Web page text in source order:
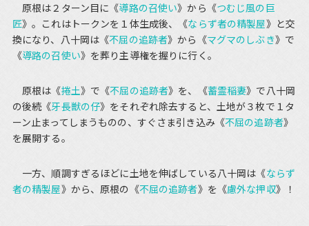
原根は２ターン目に《導路の召使い》から《つむじ風の巨
匠》。これはトークンを１体生成後、《ならず者の精製屋》と交
換になり、八十岡は《不屈の追跡者》から《マグマのしぶき》で
《導路の召使い》を葬り主導権を握りに行く。
原根は《捲土》で《不屈の追跡者》を、《蓄霊稲妻》で八十岡
の後続《牙長獣の仔》をそれぞれ除去すると、土地が３枚で１タ
ーン止まってしまうものの、すぐさま引き込み《不屈の追跡者》
を展開する。
一方、順調すぎるほどに土地を伸ばしている八十岡は《ならず
者の精製屋》から、原根の《不屈の追跡者》を《慮外な押収》！